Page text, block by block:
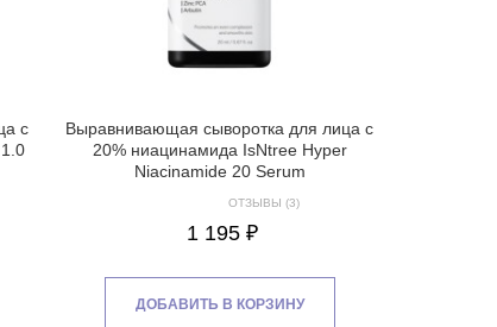
с
Выравнивающая сыворотка для лица с
20% ниацинамида IsNtree Hyper
Niacinamide 20 Serum
ОТЗЫВЫ (3)
1 195 ₽
ДОБАВИТЬ В КОРЗИНУ